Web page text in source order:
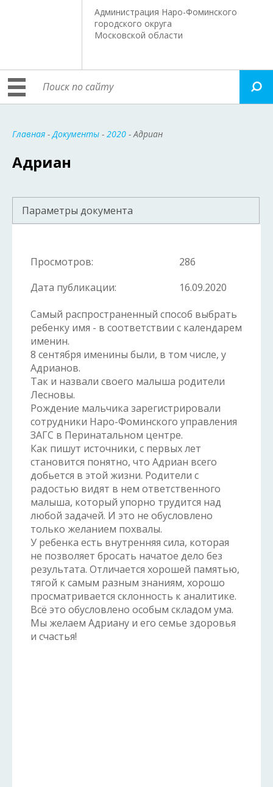
Администрация Наро-Фоминского
городского округа
Московской области
Главная -Документы - 2020 - Адриан
Адриан
Параметры документа
Просмотров:
286
Дата публикации:
16.09.2020
Самый распространенный способ выбрать
ребенку имя - в соответствии с календарем
именин.
8 сентября именины были, в том числе, у
Адрианов.
Так и назвали своего малыша родители
Лесновы.
Рождение мальчика зарегистрировали
сотрудники Наро-Фоминского управления
ЗАГС в Перинатальном центре.
Как пишут источники, с первых лет
становится понятно, что Адриан всего
добьется в этой жизни. Родители с
радостью видят в нем ответственного
малыша, который упорно трудится над
любой задачей. И это не обусловлено
только желанием похвалы.
У ребенка есть внутренняя сила, которая
не позволяет бросать начатое дело без
результата. Отличается хорошей памятью,
тягой к самым разным знаниям, хорошо
просматривается склонность к аналитике.
Всё это обусловлено особым складом ума.
Мы желаем Адриану и его семье здоровья
и счастья!